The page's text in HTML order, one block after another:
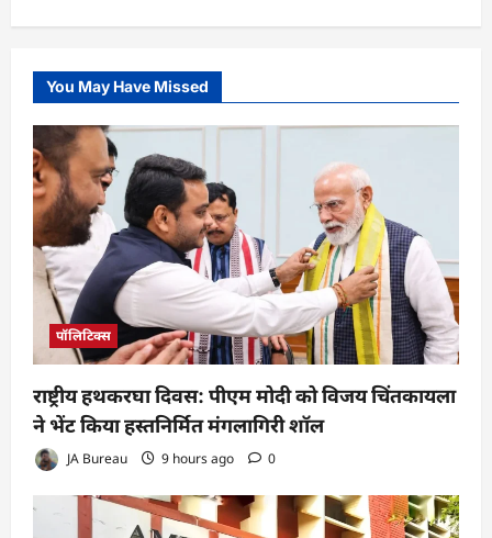
You May Have Missed
पॉलिटिक्स
राष्ट्रीय हथकरघा दिवस: पीएम मोदी को विजय चिंतकायला
ने भेंट किया हस्तनिर्मित मंगलागिरी शॉल
JA Bureau 9 hours ago 0